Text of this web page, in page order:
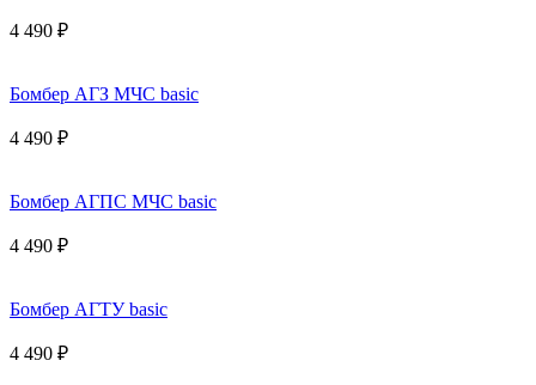
4 490 ₽
Бомбер АГЗ МЧС basic
4 490 ₽
Бомбер АГПС МЧС basic
4 490 ₽
Бомбер АГТУ basic
4 490 ₽